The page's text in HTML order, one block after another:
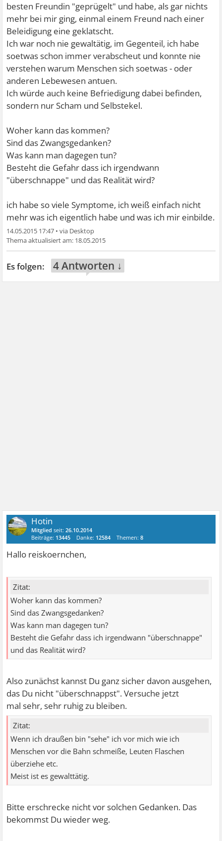
besten Freundin "geprügelt" und habe, als gar nichts
mehr bei mir ging, einmal einem Freund nach einer
Beleidigung eine geklatscht.
Ich war noch nie gewaltätig, im Gegenteil, ich habe
soetwas schon immer verabscheut und konnte nie
verstehen warum Menschen sich soetwas - oder
anderen Lebewesen antuen.
Ich würde auch keine Befriedigung dabei befinden,
sondern nur Scham und Selbstekel.
Woher kann das kommen?
Sind das Zwangsgedanken?
Was kann man dagegen tun?
Besteht die Gefahr dass ich irgendwann
"überschnappe" und das Realität wird?
ich habe so viele Symptome, ich weiß einfach nicht
mehr was ich eigentlich habe und was ich mir einbilde.
14.05.2015 17:47 •
18.05.2015
4 Antworten ↓
Hotin
Mitglied seit:26.10.2014
Beiträge: 13445 Danke: 12584 Themen:8
Hallo reiskoernchen,
Zitat:
Woher kann das kommen?
Sind das Zwangsgedanken?
Was kann man dagegen tun?
Besteht die Gefahr dass ich irgendwann "überschnappe"
und das Realität wird?
Also zunächst kannst Du ganz sicher davon ausgehen,
das Du nicht "überschnappst". Versuche jetzt
mal sehr, sehr ruhig zu bleiben.
Zitat:
Wenn ich draußen bin "sehe" ich vor mich wie ich
Menschen vor die Bahn schmeiße, Leuten Flaschen
überziehe etc.
Meist ist es gewalttätig.
Bitte erschrecke nicht vor solchen Gedanken. Das
bekommst Du wieder weg.